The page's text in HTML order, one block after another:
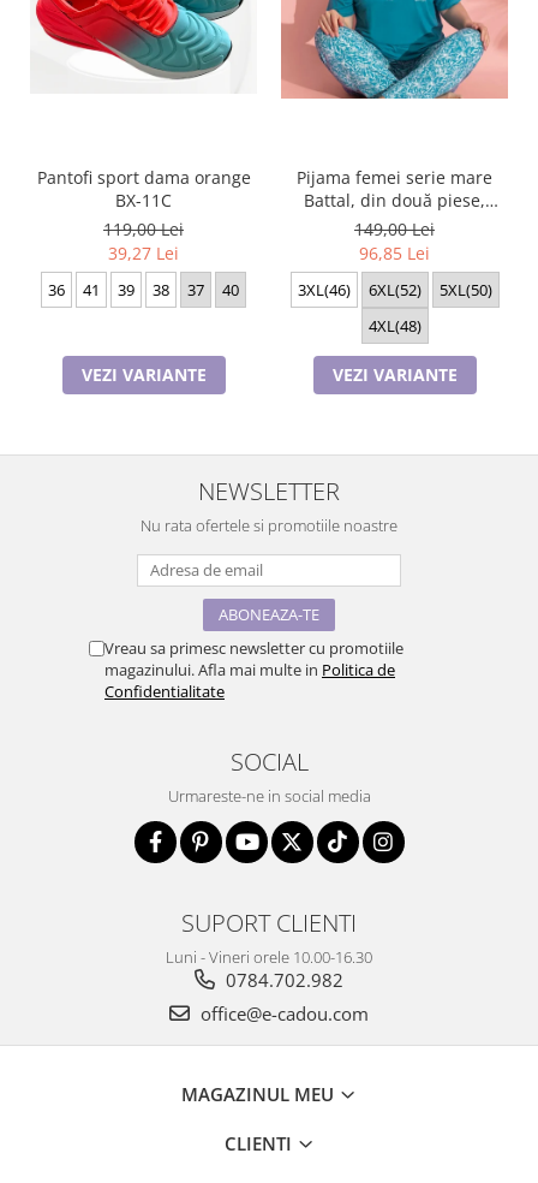
Pantofi sport dama orange
BX-11C
119,00 Lei
39,27 Lei
36 41 39 38 37 40
VEZI VARIANTE
Pijama femei serie mare
Battal, din două piese,
bumbac , Lux PIJ32974
149,00 Lei
96,85 Lei
3XL(46) 6XL(52)
5XL(50)
4XL(48)
VEZI VARIANTE
NEWSLETTER
Nu rata ofertele si promotiile noastre
Vreau sa primesc newsletter cu promotiile
magazinului. Afla mai multe in Politica de
Confidentialitate
SOCIAL
Urmareste-ne in social media
SUPORT CLIENTI
Luni - Vineri orele 10.00-16.30
0784.702.982
office@e-cadou.com
MAGAZINUL MEU
CLIENTI